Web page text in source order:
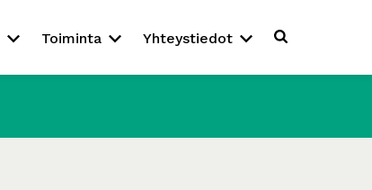
Toiminta Yhteystiedot